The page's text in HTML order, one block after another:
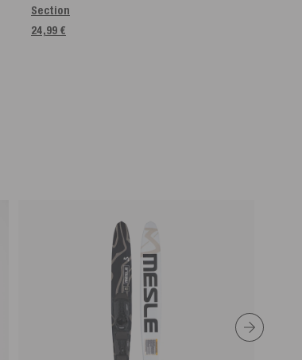
Section
24,99 €